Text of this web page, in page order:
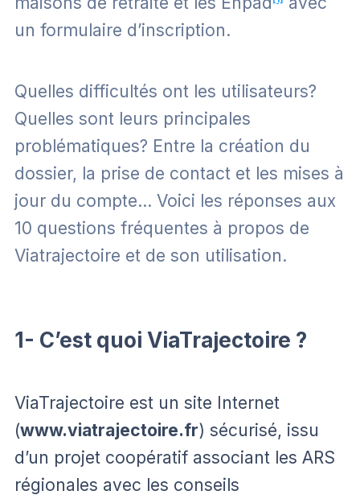
un formulaire d’inscription.
Quelles difficultés ont les utilisateurs?
Quelles sont leurs principales
problématiques? Entre la création du
dossier, la prise de contact et les mises à
jour du compte… Voici les réponses aux
10 questions fréquentes à propos de
Viatrajectoire et de son utilisation.
1- C’est quoi ViaTrajectoire ?
ViaTrajectoire est un site Internet
(www.viatrajectoire.fr) sécurisé, issu
d’un projet coopératif associant les ARS
régionales avec les conseils